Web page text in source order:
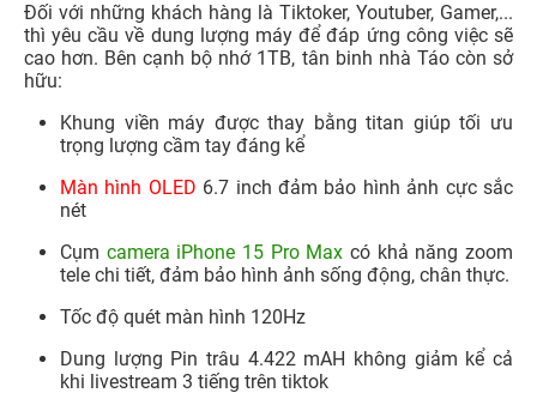
Đối với những khách hàng là Tiktoker, Youtuber, Gamer,...
thì yêu cầu về dung lượng máy để đáp ứng công việc sẽ
cao hơn. Bên cạnh bộ nhớ 1TB, tân binh nhà Táo còn sở
hữu:
Khung viền máy được thay bằng titan giúp tối ưu
trọng lượng cầm tay đáng kể
Màn hình OLED 6.7 inch đảm bảo hình ảnh cực sắc
nét
Cụm camera iPhone 15 Pro Max có khả năng zoom
tele chi tiết, đảm bảo hình ảnh sống động, chân thực.
Tốc độ quét màn hình 120Hz
Dung lượng Pin trâu 4.422 mAH không giảm kể cả
khi livestream 3 tiếng trên tiktok